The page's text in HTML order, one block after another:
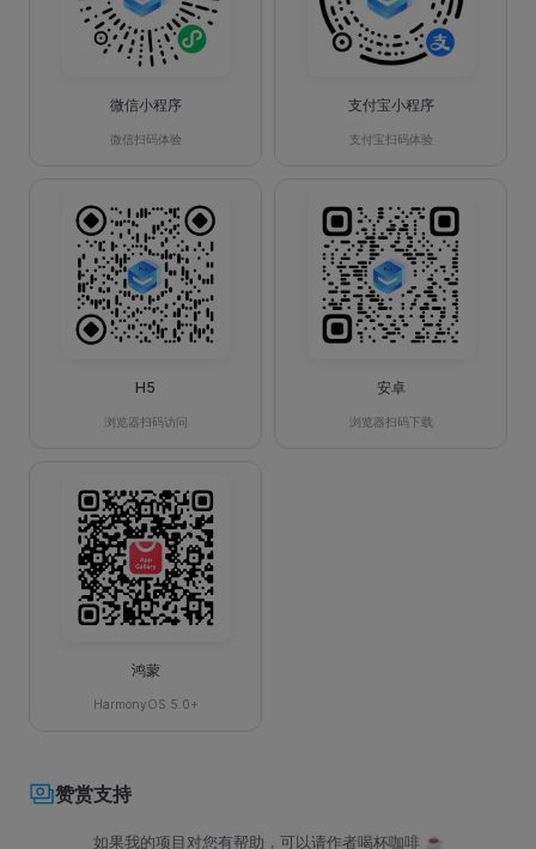
微信小程序
微信扫码体验
支付宝小程序
支付宝扫码体验
H5
浏览器扫码访问
安卓
浏览器扫码下载
鸿蒙
HarmonyOS 5.0+
赞赏支持
如果我的项目对您有帮助，可以请作者喝杯咖啡 ☕️